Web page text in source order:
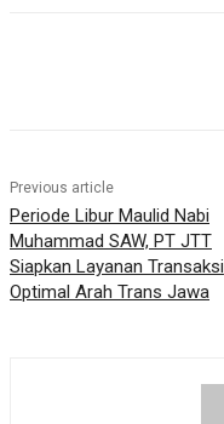
Previous article
Periode Libur Maulid Nabi
Muhammad SAW, PT JTT
Siapkan Layanan Transaksi
Optimal Arah Trans Jawa